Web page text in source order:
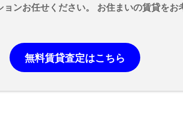
ンお任せください。 お住まいの賃貸を
無料賃貸査定はこちら